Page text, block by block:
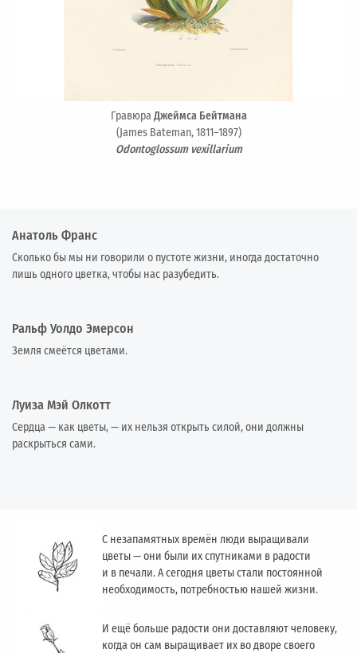
ГравюраДжеймса Бейтмана
(James Bateman, 1811–1897)
Odontoglossum vexillarium
Анатоль Франс
Сколько бы мы ни говорили о пустоте жизни, иногда достаточно
лишь одного цветка, чтобы нас разубедить.
Ральф Уолдо Эмерсон
Земля смеётся цветами.
Луиза Мэй Олкотт
Сердца — как цветы, — их нельзя открыть силой, они должны
раскрыться сами.
С незапамятных времён люди выращивали
цветы — они были их спутниками в радости
и в печали. А сегодня цветы стали постоянной
необходимость, потребностью нашей жизни.
И ещё больше радости они доставляют человеку,
когда он сам выращивает их во дворе своего